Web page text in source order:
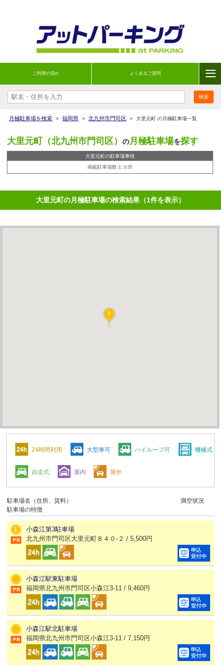
ご利用の流れ よくあるご質問
月極駐車場を検索 > 福岡県 > 北九州市門司区 > 大里元町 の月極駐車場一覧
大里元町（北九州市門司区） の月極駐車場を探す
大里元町の駐車場事情
掲載駐車場数 1 カ所
大里元町の月極駐車場の検索結果（1件を表示）
24時間利用 大型車可 ハイルーフ可 機械式
自走式 屋内 屋外
駐車場名（住所、賃料）
駐車場の特徴
満空状況
小森江第3駐車場
北九州市門司区大里元町８４０-２ / 5,500円
小森江駅東駐車場
福岡県北九州市門司区小森江3-11 / 9,460円
小森江駅北駐車場
福岡県北九州市門司区小森江3-11 / 7,150円